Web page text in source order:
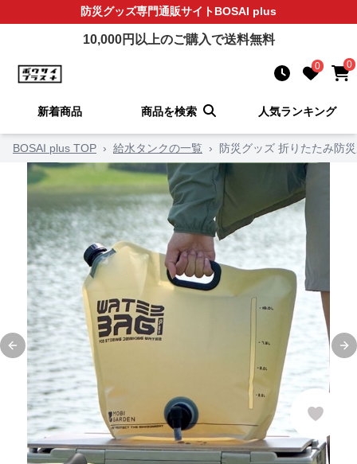
防災グッズ専門通販サイトBOSAI plus
10,000円以上のご購入で送料無料
0 0
新着商品 商品を検索 人気ランキング
BOSAI plus TOP › 給水タンクの一覧 › 防災グッズ 折りたたみ防
Previous slide